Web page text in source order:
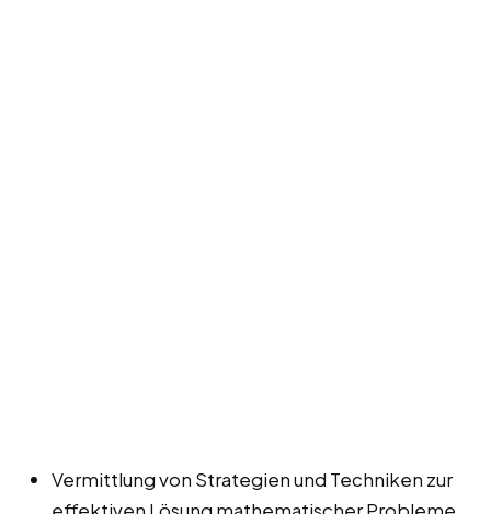
Vermittlung von Strategien und Techniken zur
effektiven Lösung mathematischer Probleme.